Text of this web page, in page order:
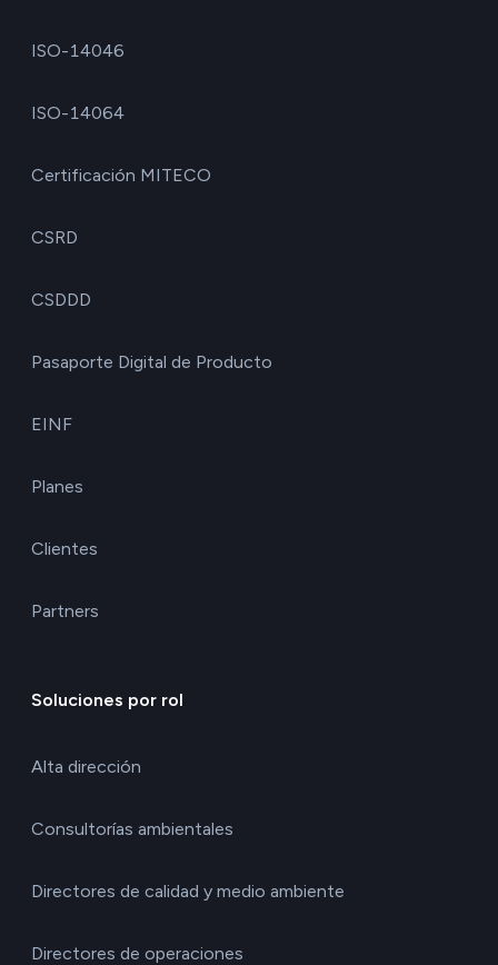
ISO-14046
ISO-14064
Certificación MITECO
CSRD
CSDDD
Pasaporte Digital de Producto
EINF
Planes
Clientes
Partners
Soluciones por rol
Alta dirección
Consultorías ambientales
Directores de calidad y medio ambiente
Directores de operaciones